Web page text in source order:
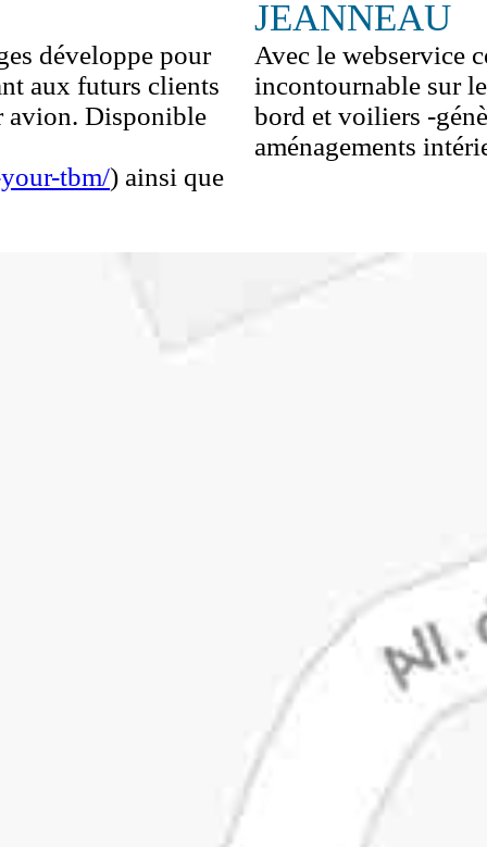
développe pour
aux futurs clients
avion. Disponible
tbm/) ainsi que
JEANNEAU
Avec le webservice
incontournable sur
bord et voiliers -
aménagements